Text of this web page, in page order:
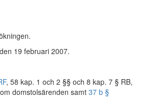
19 februari 2007.
, 58 kap. 1 och 2 §§ och 8 kap. 7 § RB,
domstolsärenden samt 37 b §